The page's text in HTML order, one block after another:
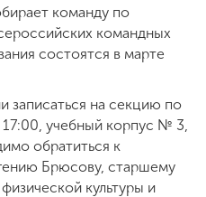
команду по
командных
состоятся в марте
записаться на секцию по
учебный корпус № 3,
обратиться к
Брюсову, старшему
культуры и